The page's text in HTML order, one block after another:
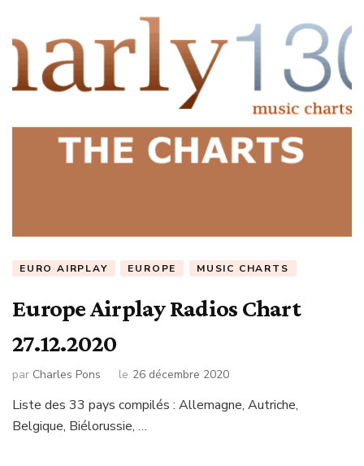
EURO AIRPLAY EUROPE MUSIC CHARTS
Europe Airplay Radios Chart
27.12.2020
par Charles Pons le 26 décembre 2020
Liste des 33 pays compilés : Allemagne, Autriche,
Belgique, Biélorussie, …